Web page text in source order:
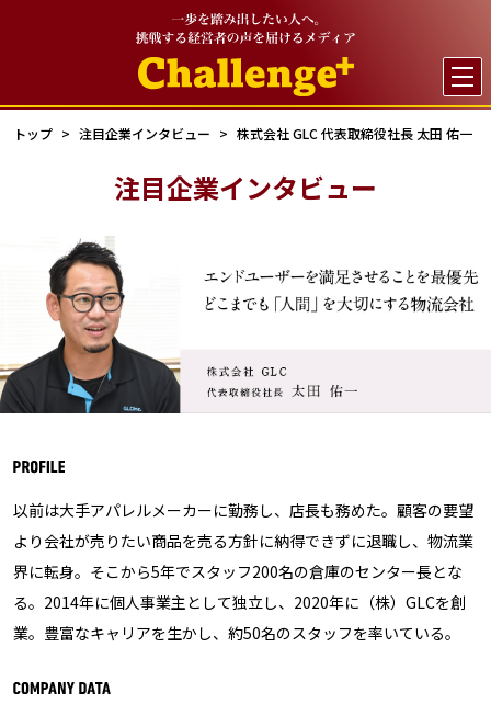

トップ 注目企業インタビュー 株式会社 GLC 代表取締役社長 太田 佑一
注目企業インタビュー
以前は大手アパレルメーカーに勤務し、店長も務めた。顧客の要望
より会社が売りたい商品を売る方針に納得できずに退職し、物流業
界に転身。そこから5年でスタッフ200名の倉庫のセンター長とな
る。2014年に個人事業主として独立し、2020年に（株）GLCを創
業。豊富なキャリアを生かし、約50名のスタッフを率いている。